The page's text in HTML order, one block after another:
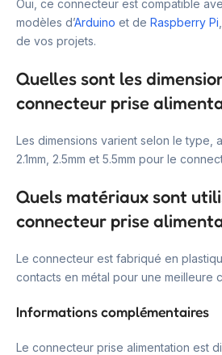
Oui, ce connecteur est compatible
modèles d’Arduino et de Raspberry Pi
de vos projets.
Quelles sont les
connecteur prise
Les dimensions varient selon le type,
2.1mm, 2.5mm et 5.5mm pour le
Quels matériaux sont
connecteur prise
Le connecteur est fabriqué en
contacts en métal pour une meilleure
Informations complémentaires
Le connecteur prise alimentation est